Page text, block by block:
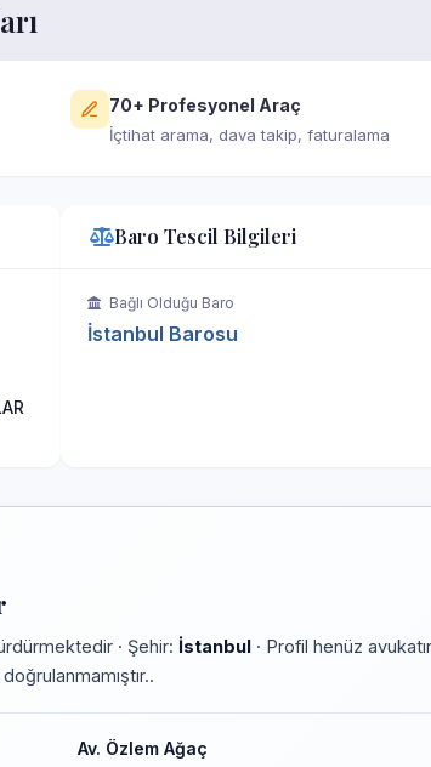
70+ Profesyonel Araç
İçtihat arama, dava takip, faturalama
Baro Tescil Bilgileri
Bağlı Olduğu Baro
İstanbul Barosu
· Şehir: İstanbul · Profil henüz
Av. Özlem Ağaç